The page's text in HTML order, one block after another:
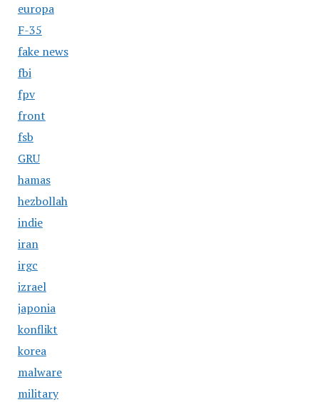
europa
F-35
fake news
fbi
fpv
front
fsb
GRU
hamas
hezbollah
indie
iran
irgc
izrael
japonia
konflikt
korea
malware
military